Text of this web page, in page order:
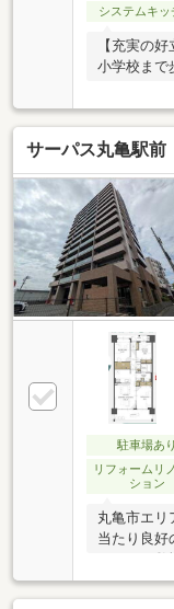
システムキッ
【充実の
小学校まで
ラックス
です♪
サーパス丸亀駅前
駐車場あり
リフォームリ
ション
丸亀市エリ
当たり良好
ょうか。
学校まで徒